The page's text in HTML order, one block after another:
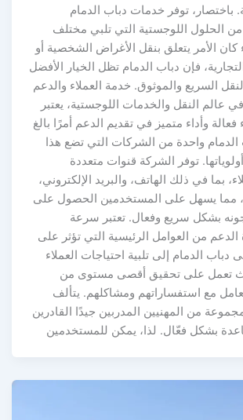
باختصار، توفر خدمات دباب الدمام
الحلول اللوجستية التي تلبي مختلف
الأمر يتعلق بنقل الأغراض الشخصية أو
فإن دباب الدمام تظل الخيار الأفضل
السريع والموثوق. خدمة العملاء والدعم
عالم النقل والخدمات اللوجستية، يعتبر
وأداء متميز في تقديم الدعم أمرًا بالغ
الدمام واحدة من الشركات التي تضع هذا
توفر الشركة قنوات متعددة
بما في ذلك الهاتف، والبريد الإلكتروني،
مما يسهل على المستخدمين الحصول على
بشكل سريع وفعال. تعتبر سرعة
من العوامل الرئيسية التي تؤثر على
الدمام إلى تلبية احتياجات العملاء
تعمل على تحقيق أقصى مستوى من
مع استفساراتهم ومشاكلهم. يتألف
من المهنيين المدربين جيدًا القادرين
بشكل فعّال. لذا، يمكن للمستخدمين